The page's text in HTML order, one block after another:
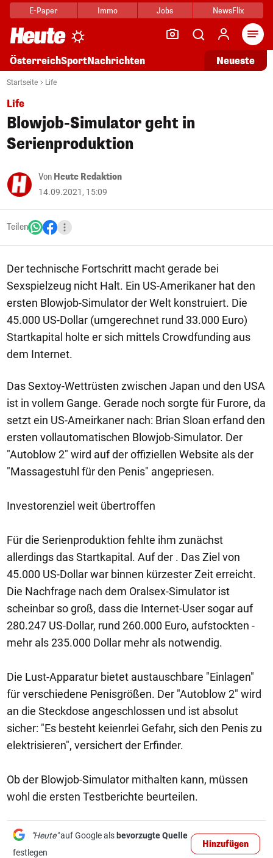
E-Paper Immo Jobs NewsFlix
ÖsterreichSportNachrichten Neueste
Startseite Life
Life
Blowjob-Simulator geht in
Serienproduktion
Von Heute Redaktion
14.09.2021, 15:09
Teilen
Der technische Fortschritt macht gerade bei
Sexspielzeug nicht Halt. Ein US-Amerikaner hat den
ersten Blowjob-Simulator der Welt konstruiert. Die
45.000 US-Dollar (umgerechnet rund 33.000 Euro)
Startkapital holte er sich mittels Crowdfunding aus
dem Internet.
Das Sextoy-Wettrüsten zwischen Japan und den USA
ist in vollem Gange. Gerade noch sorgte für Furore, da
setzt ein US-Ameirkaner nach: Brian Sloan erfand den
ersten vollautomatischen Blowjob-Simulator. Der
"Autoblow 2" wird auf der offiziellen Website als der
"Massagestuhl für den Penis" angepriesen.
Investorenziel weit übertroffen
Für die Serienproduktion fehlte ihm zunächst
allerdings das Startkapital. Auf der . Das Ziel von
45.000 US-Dollar war binnen kürzester Zeit erreicht.
Die Nachfrage nach dem Oralsex-Simulator ist
scheinbar so groß, dass die Internet-User sogar auf
280.247 US-Dollar, rund 260.000 Euro, aufstockten -
mehr als 235.000 Dollar mehr als notwendig.
Die Lust-Apparatur bietet austauschbare "Einlagen"
für verschiedene Penisgrößen. Der "Autoblow 2" wird
an die Steckdose angeschlossen und ist absolut
sicher: "Es besteht keienrlei Gefahr, sich den Penis zu
elektrisieren", versichert der Erfinder.
Ob der Blowjob-Simulator mithalten kann, müssen
wohl die ersten Testberichte beurteilen.
"Heute"auf Google als bevorzugte Quelle
festlegen
Hinzufügen